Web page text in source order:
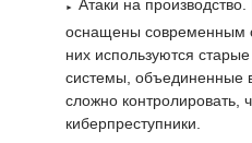
Атаки на
оснащены современным
них используются
системы, объединенные
сложно контролировать,
киберпреступники.